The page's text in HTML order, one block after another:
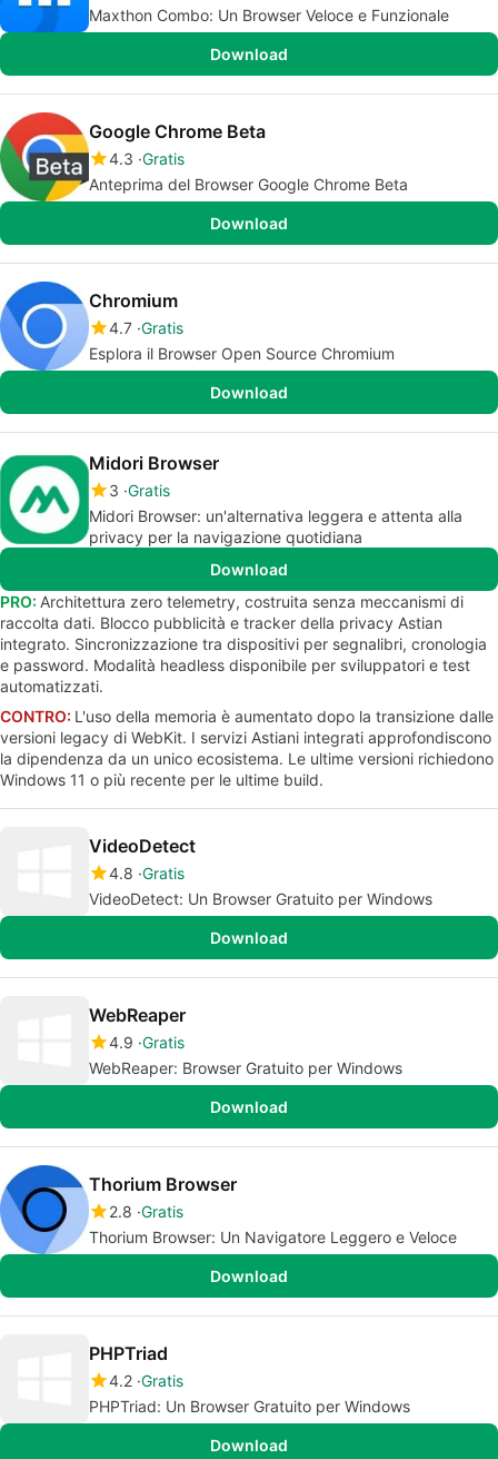
Maxthon Combo: Un Browser Veloce e Funzionale
Download
Google Chrome Beta
4.3 Gratis
Anteprima del Browser Google Chrome Beta
Download
Chromium
4.7 Gratis
Esplora il Browser Open Source Chromium
Download
Midori Browser
3 Gratis
Midori Browser: un'alternativa leggera e attenta alla
privacy per la navigazione quotidiana
Download
PRO: Architettura zero telemetry, costruita senza meccanismi di
raccolta dati. Blocco pubblicità e tracker della privacy Astian
integrato. Sincronizzazione tra dispositivi per segnalibri, cronologia
e password. Modalità headless disponibile per sviluppatori e test
automatizzati.
CONTRO: L'uso della memoria è aumentato dopo la transizione dalle
versioni legacy di WebKit. I servizi Astiani integrati approfondiscono
la dipendenza da un unico ecosistema. Le ultime versioni richiedono
Windows 11 o più recente per le ultime build.
VideoDetect
4.8 Gratis
VideoDetect: Un Browser Gratuito per Windows
Download
WebReaper
4.9 Gratis
WebReaper: Browser Gratuito per Windows
Download
Thorium Browser
2.8 Gratis
Thorium Browser: Un Navigatore Leggero e Veloce
Download
PHPTriad
4.2 Gratis
PHPTriad: Un Browser Gratuito per Windows
Download